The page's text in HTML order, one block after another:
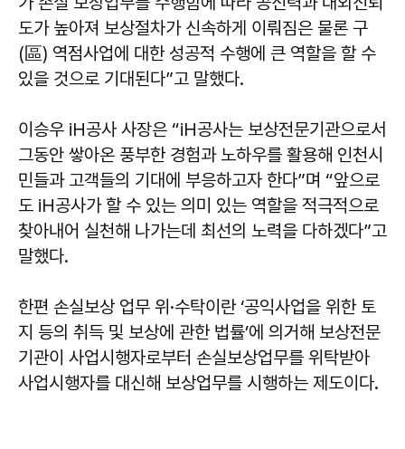
도가 높아져 보상절차가 신속하게 이뤄짐은 물론 구
(區) 역점사업에 대한 성공적 수행에 큰 역할을 할 수
있을 것으로 기대된다”고 말했다.
이승우 iH공사 사장은 “iH공사는 보상전문기관으로서
그동안 쌓아온 풍부한 경험과 노하우를 활용해 인천시
민들과 고객들의 기대에 부응하고자 한다”며 “앞으로
도 iH공사가 할 수 있는 의미 있는 역할을 적극적으로
찾아내어 실천해 나가는데 최선의 노력을 다하겠다”고
말했다.
한편 손실보상 업무 위·수탁이란 ‘공익사업을 위한 토
지 등의 취득 및 보상에 관한 법률’에 의거해 보상전문
기관이 사업시행자로부터 손실보상업무를 위탁받아
사업시행자를 대신해 보상업무를 시행하는 제도이다.